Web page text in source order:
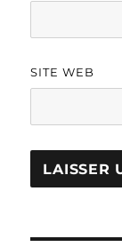
SITE WEB